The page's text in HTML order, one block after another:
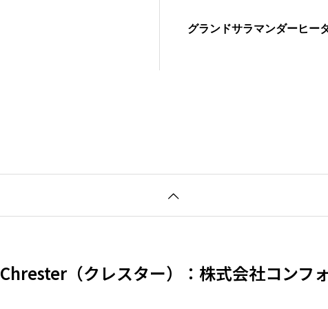
グランドサラマンダーヒー
Chrester（クレスター）：株式会社コンフ